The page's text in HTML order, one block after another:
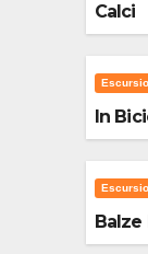
Calci
In
Balze